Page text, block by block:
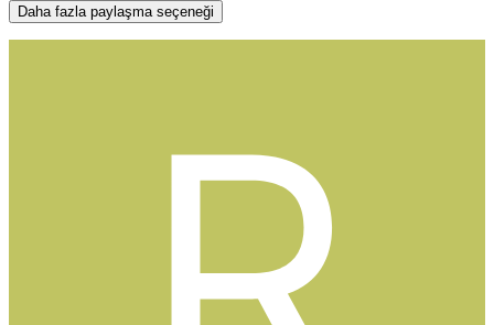
Daha fazla paylaşma seçeneği